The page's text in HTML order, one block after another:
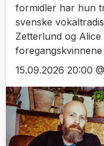
formidler har hun
svenske
Zetterlund og
15.09.2026 20:00